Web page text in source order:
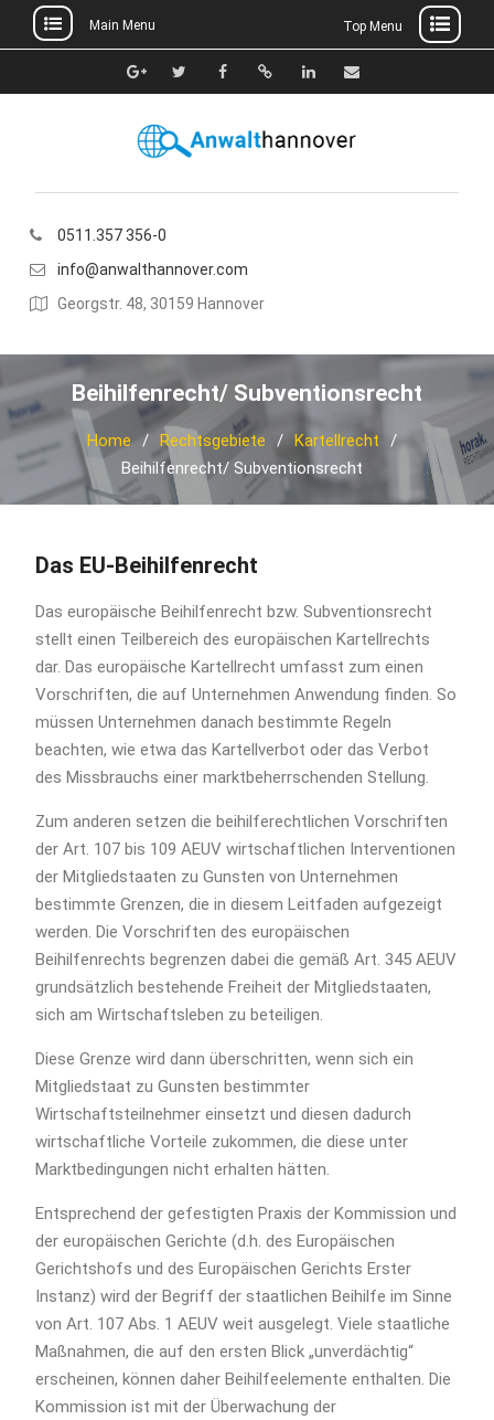
to
Main Menu Top Menu
Google+TwitterFacebook
Xing Linkedin
E-
0511.357 356-0
info@anwalthannover.com
Georgstr. 48, 30159 Hannover
Beihilfenrecht/ Subventionsrecht
Home Rechtsgebiete
Kartellrecht
Beihilfenrecht/ Subventionsrecht
Das EU-Beihilfenrecht
Das europäische Beihilfenrecht bzw. Subventionsrecht
stellt einen Teilbereich des europäischen Kartellrechts
dar. Das europäische Kartellrecht umfasst zum einen
Vorschriften, die auf Unternehmen Anwendung finden. So
müssen Unternehmen danach bestimmte Regeln
beachten, wie etwa das Kartellverbot oder das Verbot
des Missbrauchs einer marktbeherrschenden Stellung.
Zum anderen setzen die beihilferechtlichen Vorschriften
der Art. 107 bis 109 AEUV wirtschaftlichen Interventionen
der Mitgliedstaaten zu Gunsten von Unternehmen
bestimmte Grenzen, die in diesem Leitfaden aufgezeigt
werden. Die Vorschriften des europäischen
Beihilfenrechts begrenzen dabei die gemäß Art. 345 AEUV
grundsätzlich bestehende Freiheit der Mitgliedstaaten,
sich am Wirtschaftsleben zu beteiligen.
Diese Grenze wird dann überschritten, wenn sich ein
Mitgliedstaat zu Gunsten bestimmter
Wirtschaftsteilnehmer einsetzt und diesen dadurch
wirtschaftliche Vorteile zukommen, die diese unter
Marktbedingungen nicht erhalten hätten.
Entsprechend der gefestigten Praxis der Kommission und
der europäischen Gerichte (d.h. des Europäischen
Gerichtshofs und des Europäischen Gerichts Erster
Instanz) wird der Begriff der staatlichen Beihilfe im Sinne
von Art. 107 Abs. 1 AEUV weit ausgelegt. Viele staatliche
Maßnahmen, die auf den ersten Blick „unverdächtig“
erscheinen, können daher Beihilfeelemente enthalten. Die
Kommission ist mit der Überwachung der